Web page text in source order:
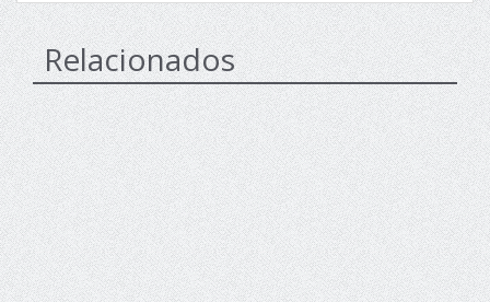
Relacionados